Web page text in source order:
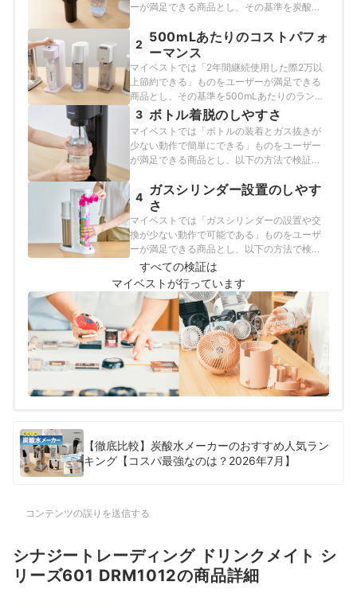
ーが満足できる商品とし、その基準を炭酸の
て以下の方法で検証を行いました。
2 500mLあたりのコストパフォ
ーマンス
マイベストでは「2年間継続使用した際2万以
上節約できる」ものをユーザーが満足できる
商品とし、その基準を500mLあたりのランニ
ングコストが55円以下と定めて以下の方法で
検証を行いました。
3 ボトル着脱のしやすさ
マイベストでは「ボトルの装着とガス抜きが
少ない動作で簡単にできる」ものをユーザー
が満足できる商品とし、以下の方法で検証を
4 ガスシリンダー設置のしやす
さ
マイベストでは「ガスシリンダーの設置や交
換が少ない動作で可能である」ものをユーザ
ーが満足できる商品とし、以下の方法で検証
を行いました。
すべての検証は
マイベストが行っています
【徹底比較】炭酸水メーカーのおすすめ人気ラン
キング【コスパ最強なのは？2026年7月】
コンテンツの誤りを送信する
シナジートレーディング ドリンクメイト シ
リーズ601 DRM1012の商品詳細